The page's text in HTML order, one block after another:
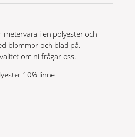
metervara i en polyester och
blommor och blad på.
om ni frågar oss.
10% linne